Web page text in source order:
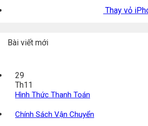
Thay vỏ
Bài viết mới
29
Th11
Hình Thức Thanh Toán
Chính Sách Vận Chuyển